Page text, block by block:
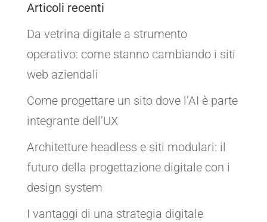
Articoli recenti
Da vetrina digitale a strumento
operativo: come stanno cambiando i siti
web aziendali
Come progettare un sito dove l’AI è parte
integrante dell’UX
Architetture headless e siti modulari: il
futuro della progettazione digitale con i
design system
I vantaggi di una strategia digitale